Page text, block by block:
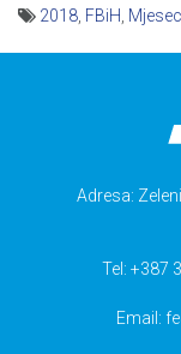
2018 FBiH
Adresa:
Tel: +387
Email: